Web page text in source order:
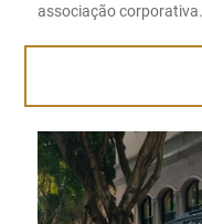
associação corporativa.